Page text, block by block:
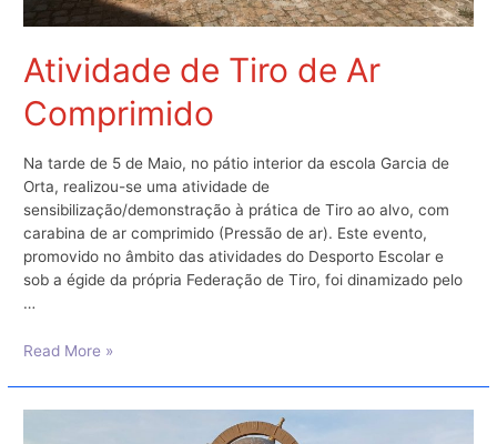
Atividade de Tiro de Ar
Comprimido
Na tarde de 5 de Maio, no pátio interior da escola Garcia de
Orta, realizou-se uma atividade de
sensibilização/demonstração à prática de Tiro ao alvo, com
carabina de ar comprimido (Pressão de ar). Este evento,
promovido no âmbito das atividades do Desporto Escolar e
sob a égide da própria Federação de Tiro, foi dinamizado pelo
…
Atividade
Read More »